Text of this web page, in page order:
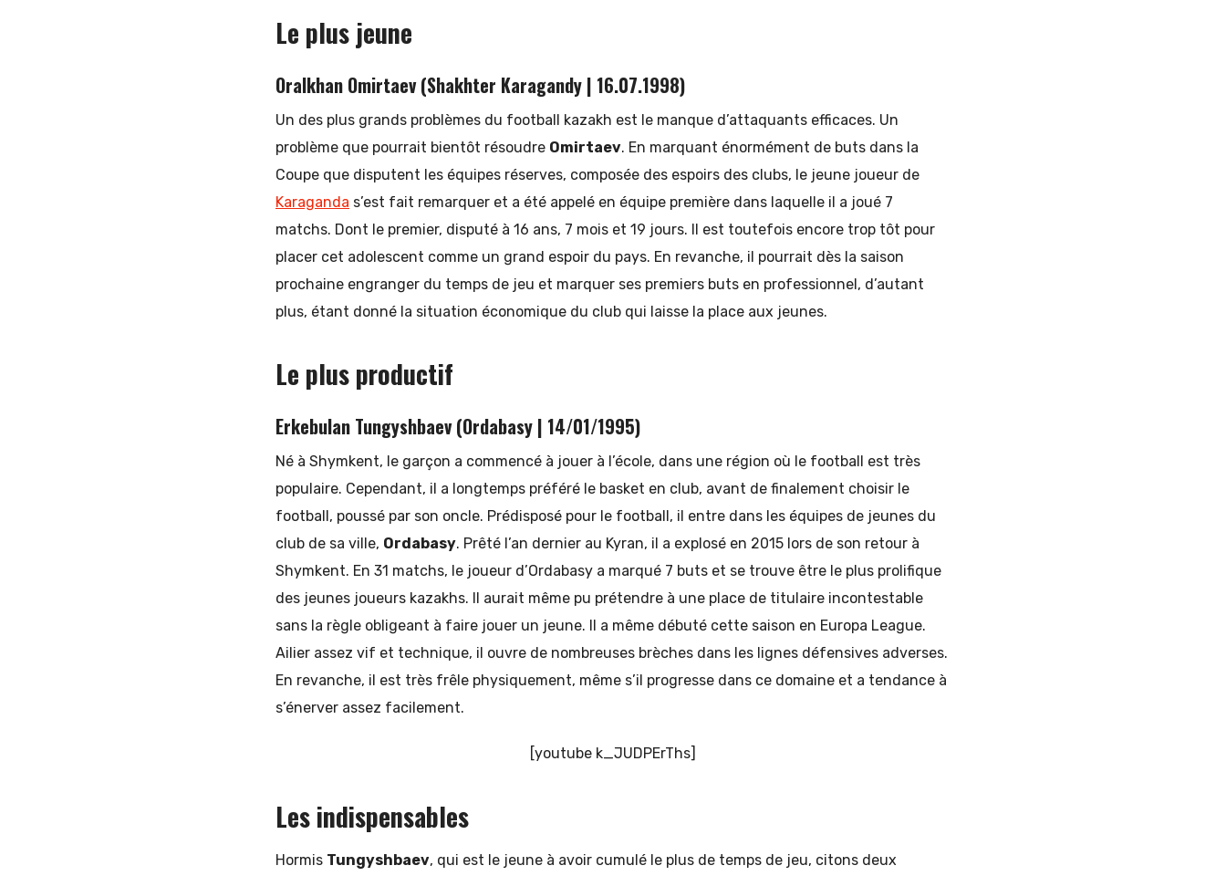
Le plus jeune
Oralkhan Omirtaev (Shakhter Karagandy | 16.07.1998)
Un des plus grands problèmes du football kazakh est le manque d’attaquants efficaces. Un
problème que pourrait bientôt résoudre Omirtaev. En marquant énormément de buts dans la
Coupe que disputent les équipes réserves, composée des espoirs des clubs, le jeune joueur de
Karaganda s’est fait remarquer et a été appelé en équipe première dans laquelle il a joué 7
matchs. Dont le premier, disputé à 16 ans, 7 mois et 19 jours. Il est toutefois encore trop tôt pour
placer cet adolescent comme un grand espoir du pays. En revanche, il pourrait dès la saison
prochaine engranger du temps de jeu et marquer ses premiers buts en professionnel, d’autant
plus, étant donné la situation économique du club qui laisse la place aux jeunes.
Le plus productif
Erkebulan Tungyshbaev (Ordabasy | 14/01/1995)
Né à Shymkent, le garçon a commencé à jouer à l’école, dans une région où le football est très
populaire. Cependant, il a longtemps préféré le basket en club, avant de finalement choisir le
football, poussé par son oncle. Prédisposé pour le football, il entre dans les équipes de jeunes du
club de sa ville, Ordabasy. Prêté l’an dernier au Kyran, il a explosé en 2015 lors de son retour à
Shymkent. En 31 matchs, le joueur d’Ordabasy a marqué 7 buts et se trouve être le plus prolifique
des jeunes joueurs kazakhs. Il aurait même pu prétendre à une place de titulaire incontestable
sans la règle obligeant à faire jouer un jeune. Il a même débuté cette saison en Europa League.
Ailier assez vif et technique, il ouvre de nombreuses brèches dans les lignes défensives adverses.
En revanche, il est très frêle physiquement, même s’il progresse dans ce domaine et a tendance à
s’énerver assez facilement.
[youtube k_JUDPErThs]
Les indispensables
Hormis Tungyshbaev, qui est le jeune à avoir cumulé le plus de temps de jeu, citons deux